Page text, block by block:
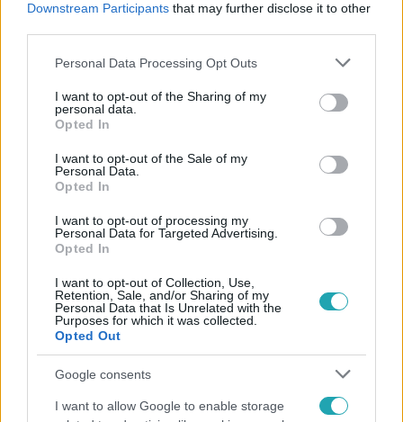
Downstream Participants that may further disclose it to other
Please note that this website/app uses one or more Google
not limited to your visit or usage behaviour. You may click to
grant or deny consent to Google and its third-party tags to
use your data for below specified purposes in below Google
consent section.
Personal Data Processing Opt Outs
I want to opt-out of the Sharing of my
personal data.
Opted In
I want to opt-out of the Sale of my
Personal Data.
Opted In
I want to opt-out of processing my
Personal Data for Targeted Advertising.
Opted In
I want to opt-out of Collection, Use,
Retention, Sale, and/or Sharing of my
Personal Data that Is Unrelated with the
Purposes for which it was collected.
Opted Out
Google consents
I want to allow Google to enable storage
Itt állítsd be, hogy az RTL.hu az elsők között
legyen a Google-találatokban!
Kövess minket, és értesülj a friss hírekről a
Facebookon is!